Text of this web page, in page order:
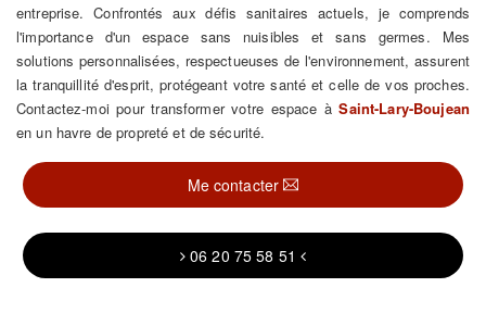
entreprise. Confrontés aux défis sanitaires actuels, je comprends
l'importance d'un espace sans nuisibles et sans germes. Mes
solutions personnalisées, respectueuses de l'environnement, assurent
la tranquillité d'esprit, protégeant votre santé et celle de vos proches.
Contactez-moi pour transformer votre espace àSaint-Lary-Boujean
en un havre de propreté et de sécurité.
Me contacter
06 20 75 58 51